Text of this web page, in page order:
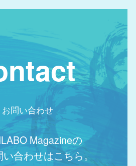
お問い合わせ
Magazineの
合わせはこちら。